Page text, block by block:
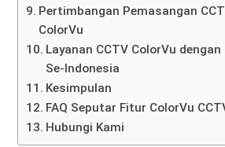
Pertimbangan Pemasangan
ColorVu
Layanan CCTV ColorVu
Se-Indonesia
Kesimpulan
FAQ Seputar Fitur ColorVu
Hubungi Kami